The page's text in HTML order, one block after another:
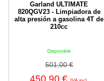
Garland ULTIMATE
820QGV23 - Limpiadora de
alta presión a gasolina 4T de
210cc
Disponible
501,00 €
450,90 €